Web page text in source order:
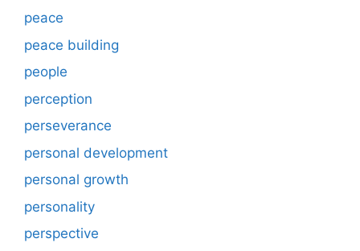
peace
peace building
people
perception
perseverance
personal development
personal growth
personality
perspective